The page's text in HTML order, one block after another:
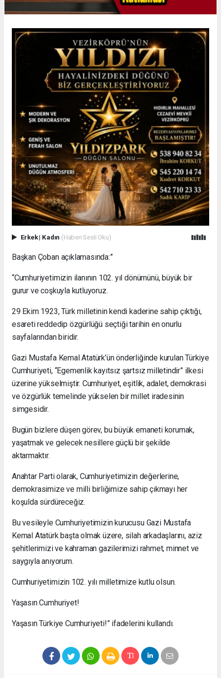
Erkek| Kadın (Haberi Sesli Oku)
Başkan Çoban açıklamasında:”
“Cumhuriyetimizin ilanının 102. yıl dönümünü, büyük bir
gurur ve coşkuyla kutluyoruz.
29 Ekim 1923, Türk milletinin kendi kaderine sahip çıktığı,
esareti reddedip özgürlüğü seçtiği tarihin en onurlu
sayfalarından biridir.
Gazi Mustafa Kemal Atatürk’ün önderliğinde kurulan Türkiye
Cumhuriyeti, “Egemenlik kayıtsız şartsız milletindir” ilkesi
üzerine yükselmiştir. Cumhuriyet, eşitlik, adalet, demokrasi
ve özgürlük temelinde yükselen bir millet iradesinin
simgesidir.
Bugün bizlere düşen görev, bu büyük emaneti korumak,
yaşatmak ve gelecek nesillere güçlü bir şekilde
aktarmaktır.
Anahtar Parti olarak, Cumhuriyetimizin değerlerine,
demokrasimize ve milli birliğimize sahip çıkmayı her
koşulda sürdüreceğiz.
Bu vesileyle Cumhuriyetimizin kurucusu Gazi Mustafa
Kemal Atatürk başta olmak üzere, silah arkadaşlarını, aziz
şehitlerimizi ve kahraman gazilerimizi rahmet, minnet ve
saygıyla anıyorum.
Cumhuriyetimizin 102. yılı milletimize kutlu olsun.
Yaşasın Cumhuriyet!
Yaşasın Türkiye Cumhuriyeti!” ifadelerini kullandı.